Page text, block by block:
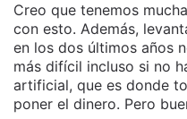
Creo que tenemos
con esto. Además,
en los dos últimos años
más difícil incluso si no
artificial, que es donde
poner el dinero. Pero